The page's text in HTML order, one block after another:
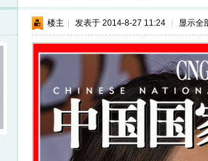
楼主 发表于 2014-8-27 11:24 显示全